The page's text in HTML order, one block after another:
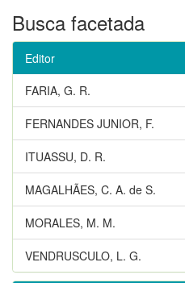
Busca facetada
Editor
FARIA, G. R.
FERNANDES JUNIOR, F.
ITUASSU, D. R.
MAGALHÃES, C. A. de S.
MORALES, M. M.
VENDRUSCULO, L. G.